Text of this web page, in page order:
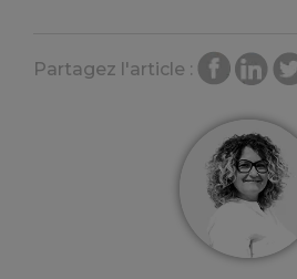
Partagez l'article :